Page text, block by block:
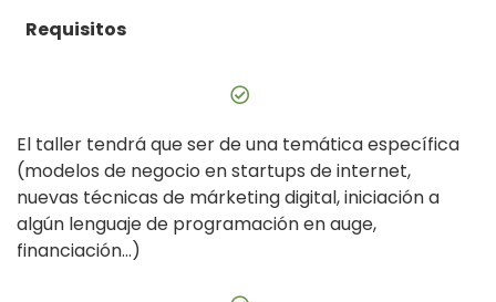
Requisitos
El taller tendrá que ser de una temática específica
(modelos de negocio en startups de internet,
nuevas técnicas de márketing digital, iniciación a
algún lenguaje de programación en auge,
financiación…)